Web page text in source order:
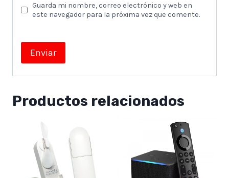
Guarda mi nombre, correo electrónico y web en
este navegador para la próxima vez que comente.
Productos relacionados